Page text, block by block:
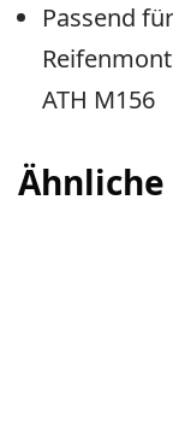
Passend
ATH M156